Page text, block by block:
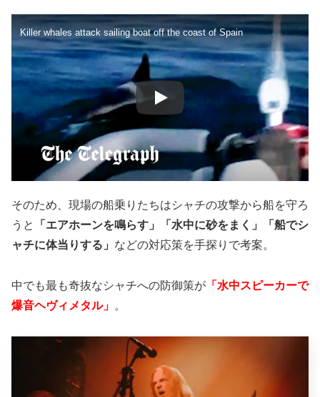
Killer whales attack sailing boat off the coast of Spain
そのため、現場の船乗りたちはシャチの攻撃から船を守ろ
うと
「エアホーンを鳴らす」「水中に砂をまく」「船でシ
ャチに体当りする」 などの対応策を手探りで考案。
中でも最も奇抜なシャチへの防御策が 「水中スピーカーで
爆音ヘヴィメタル」 。